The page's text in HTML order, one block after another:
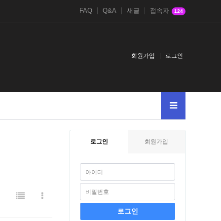
FAQ Q&A 새글 접속자 124
회원가입 로그인
로그인 회원가입